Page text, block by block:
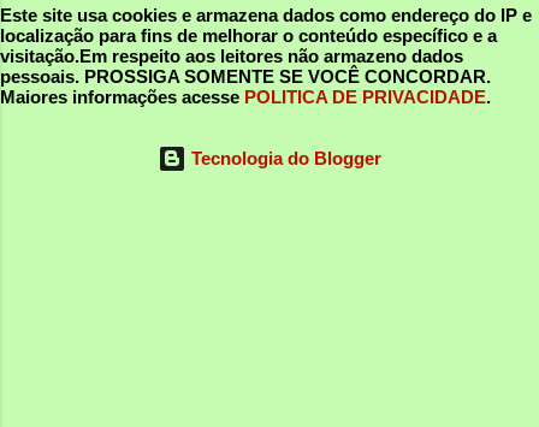
Este site usa cookies e armazena dados como endereço do IP e
localização para fins de melhorar o conteúdo específico e a
visitação.Em respeito aos leitores não armazeno dados
pessoais. PROSSIGA SOMENTE SE VOCÊ CONCORDAR.
Maiores informações acesse POLITICA DE PRIVACIDADE.
Tecnologia do Blogger